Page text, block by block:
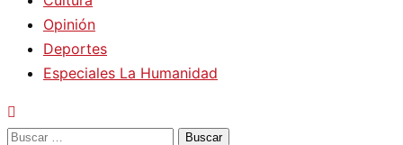
Opinión
Deportes
Especiales La Humanidad
Buscar: